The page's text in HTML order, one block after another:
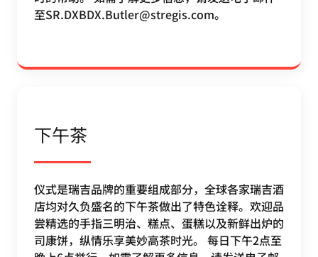
至SR.DXBDX.Butler@stregis.com。
下午茶
仪式是瑞吉品牌的重要组成部分，全球各家瑞吉酒
店均对久负盛名的下午茶做出了特色诠释。欢迎品
尝精选的手指三明治、糕点、蛋糕以及新鲜出炉的
司康饼，纵情乐享美妙高茶时光。 每日下午2点至